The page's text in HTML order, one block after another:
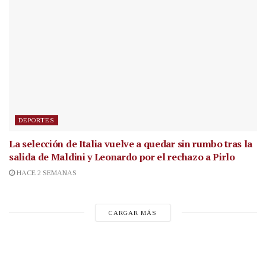
DEPORTES
La selección de Italia vuelve a quedar sin rumbo tras la
salida de Maldini y Leonardo por el rechazo a Pirlo
HACE 2 SEMANAS
CARGAR MÁS